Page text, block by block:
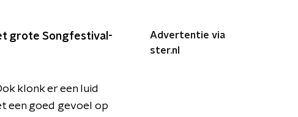
grote Songfestival-
klonk er een luid
een goed gevoel op
Advertentie via
ster.nl